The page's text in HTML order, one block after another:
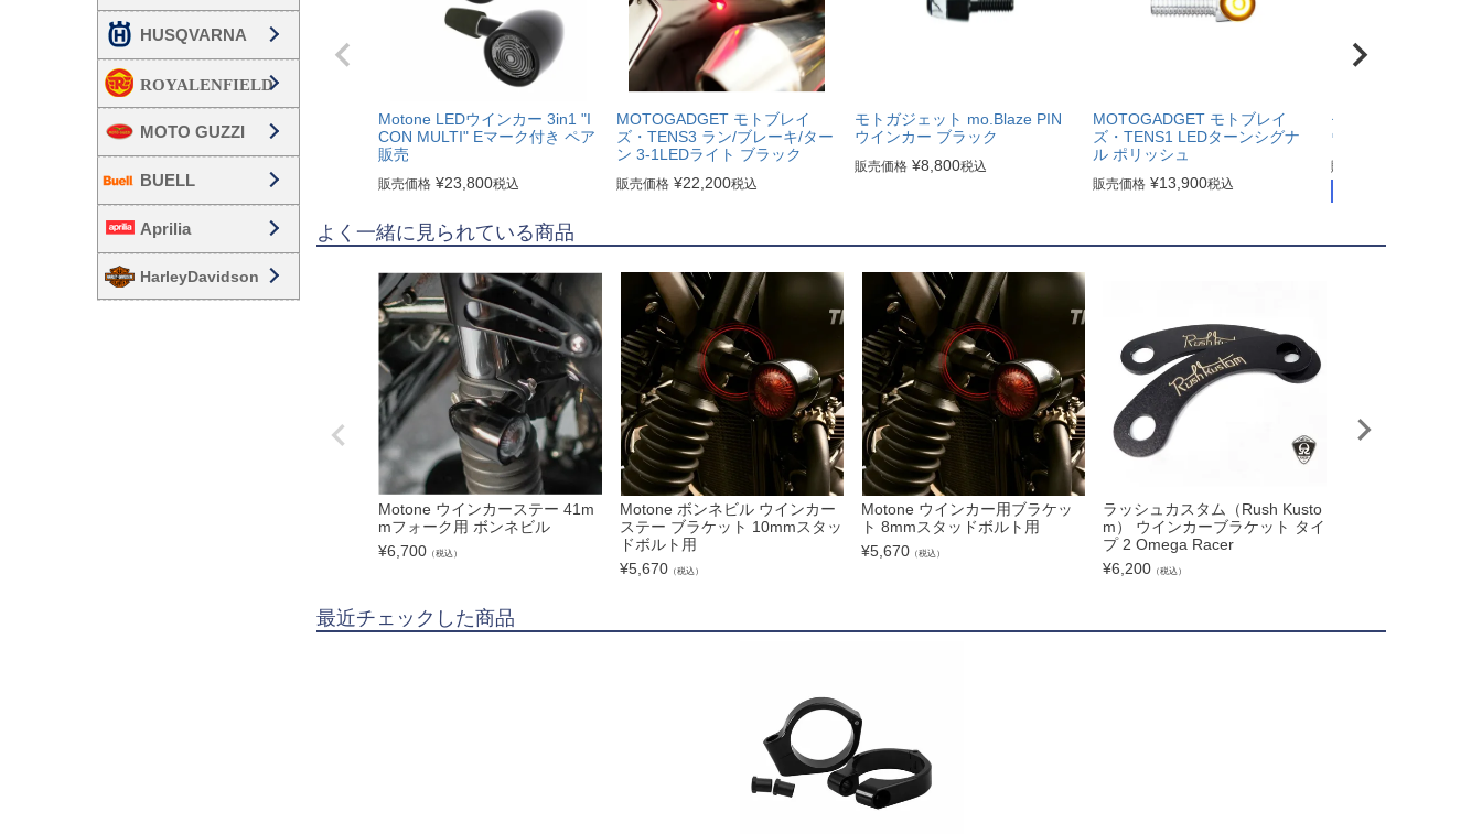
HUSQVARNA
MOTO GUZZI
BUELL
Aprilia
HarleyDavidson
Motone LEDウインカー 3in1 "I
CON MULTI" Eマーク付き ペア
販売
販売価格 ¥23,800税込
MOTOGADGET モトブレイ
ズ・TENS3 ラン/ブレーキ/ター
ン 3-1LEDライト ブラック
販売価格 ¥22,200税込
モトガジェット mo.Blaze PIN
ウインカー ブラック
販売価格 ¥8,800税込
MOTOGADGET モトブレイ
ズ・TENS1 LEDターンシグナ
ル ポリッシュ
販売価格 ¥13,900税込
モトガジェット
ウインカー ポリッシ
販売価格
よく一緒に見られている商品
Motone ウインカーステー 41m
mフォーク用 ボンネビル
¥6,700 （税込）
Motone ボンネビル ウインカー
ステー ブラケット 10mmスタッ
ドボルト用
¥5,670 （税込）
Motone ウインカー用ブラケッ
ト 8mmスタッドボルト用
¥5,670 （税込）
ラッシュカスタム（Rush Kusto
m） ウインカーブラケット タイ
プ 2 Omega Racer
¥6,200 （税込）
最近チェックした商品